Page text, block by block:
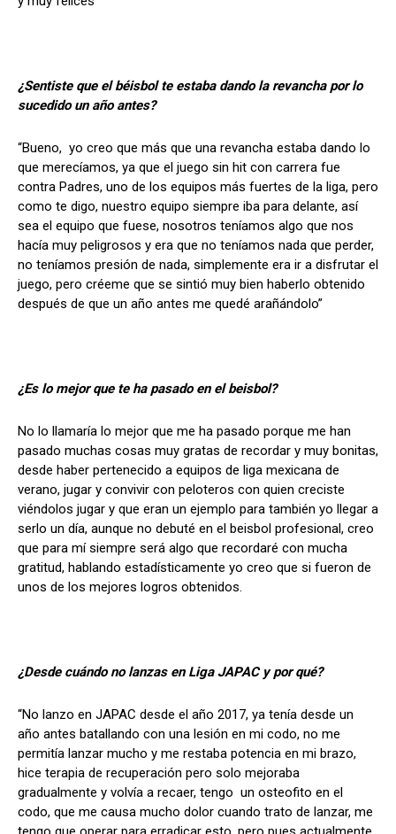
¿Sentiste que el béisbol te estaba dando la revancha por lo
sucedido un año antes?
“Bueno, yo creo que más que una revancha estaba dando lo
que merecíamos, ya que el juego sin hit con carrera fue
contra Padres, uno de los equipos más fuertes de la liga, pero
como te digo, nuestro equipo siempre iba para delante, así
sea el equipo que fuese, nosotros teníamos algo que nos
hacía muy peligrosos y era que no teníamos nada que perder,
no teníamos presión de nada, simplemente era ir a disfrutar el
juego, pero créeme que se sintió muy bien haberlo obtenido
después de que un año antes me quedé arañándolo”
¿Es lo mejor que te ha pasado en el beisbol?
No lo llamaría lo mejor que me ha pasado porque me han
pasado muchas cosas muy gratas de recordar y muy bonitas,
desde haber pertenecido a equipos de liga mexicana de
verano, jugar y convivir con peloteros con quien creciste
viéndolos jugar y que eran un ejemplo para también yo llegar a
serlo un día, aunque no debuté en el beisbol profesional, creo
que para mí siempre será algo que recordaré con mucha
gratitud, hablando estadísticamente yo creo que si fueron de
unos de los mejores logros obtenidos.
¿Desde cuándo no lanzas en Liga JAPAC y por qué?
“No lanzo en JAPAC desde el año 2017, ya tenía desde un
año antes batallando con una lesión en mi codo, no me
permitía lanzar mucho y me restaba potencia en mi brazo,
hice terapia de recuperación pero solo mejoraba
gradualmente y volvía a recaer, tengo un osteofito en el
codo, que me causa mucho dolor cuando trato de lanzar, me